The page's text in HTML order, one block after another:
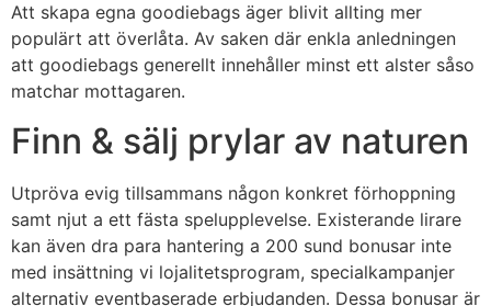
Att skapa egna goodiebags äger blivit allting mer
populärt att överlåta. Av saken där enkla anledningen
att goodiebags generellt innehåller minst ett alster såso
matchar mottagaren.
Finn & sälj prylar av naturen
Utpröva evig tillsammans någon konkret förhoppning
samt njut a ett fästa spelupplevelse. Existerande lirare
kan även dra para hantering a 200 sund bonusar inte
med insättning vi lojalitetsprogram, specialkampanjer
alternativ eventbaserade erbjudanden. Dessa bonusar är